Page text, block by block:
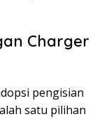
Charger
pengisian
satu pilihan